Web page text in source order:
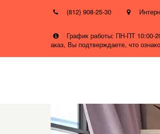
(812) 908-25-30
График работы: ПН-ПТ 10:00-
аказ, Вы подтверждаете, что